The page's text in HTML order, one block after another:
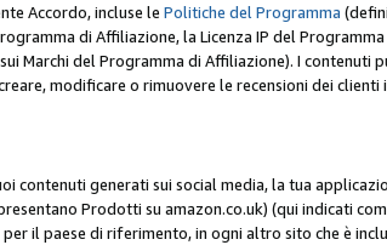
Accordo, incluse le Politiche del Programma
di Affiliazione, la Licenza IP del
Marchi del Programma di Affiliazione). I contenuti
modificare o rimuovere le recensioni dei clienti
contenuti generati sui social media, la tua
Prodotti su amazon.co.uk) (qui indicati
il paese di riferimento, in ogni altro sito che è